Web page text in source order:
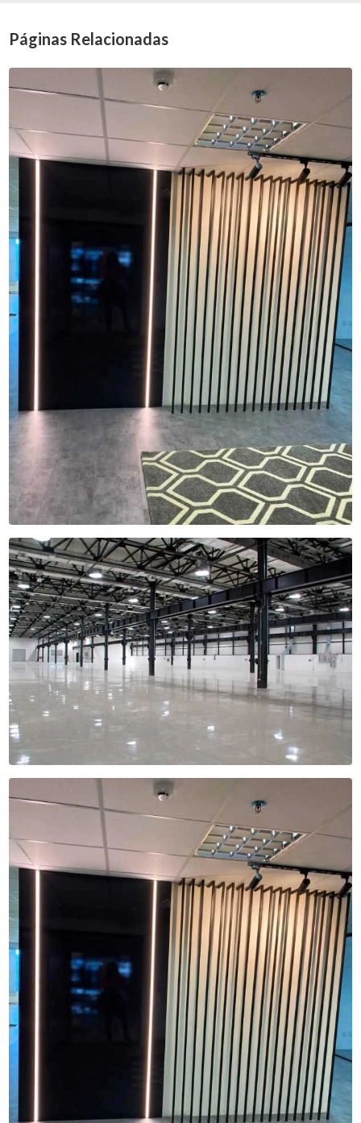
Páginas Relacionadas